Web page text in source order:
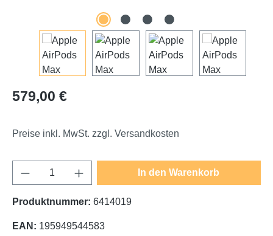
Regulärer Preis:
579,00 €
Preise inkl. MwSt. zzgl. Versandkosten
Produkt Anzahl: Gib den gewünschten
In den Warenkorb
Produktnummer: 6414019
EAN: 195949544583